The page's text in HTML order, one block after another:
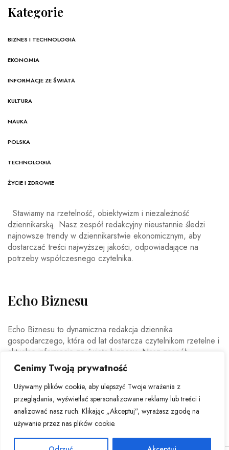
Cenimy Twoją prywatność
Używamy plików cookie, aby ulepszyć Twoje wrażenia z
przeglądania, wyświetlać spersonalizowane reklamy lub treści i
analizować nasz ruch. Klikając „Akceptuj”, wyrażasz zgodę na
używanie przez nas plików cookie.
Kategorie
BIZNES I TECHNOLOGIA
EKONOMIA
INFORMACJE ZE ŚWIATA
KULTURA
NAUKA
POLSKA
TECHNOLOGIA
ŻYCIE I ZDROWIE
Stawiamy na rzetelność, obiektywizm i niezależność
dziennikarską. Nasz zespół redakcyjny nieustannie śledzi
najnowsze trendy w dziennikarstwie ekonomicznym, aby
dostarczać treści najwyższej jakości, odpowiadające na
potrzeby współczesnego czytelnika.
Echo Biznesu
Echo Biznesu to dynamiczna redakcja dziennika
gospodarczego, która od lat dostarcza czytelnikom rzetelne i
aktualne informacje ze świata biznesu. Nasz zespół
doświadczonych dziennikarzy i ekspertów ekonomicznych
codziennie analizuje najważniejsze wydarzenia rynkowe,
trendy gospodarcze oraz decyzje mające wpływ na polską i
światową ekonomię.